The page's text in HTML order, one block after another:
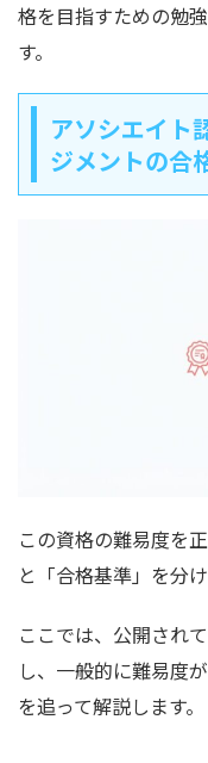
格を目指すための勉
す。
アソシエイト
ジメントの合
この資格の難易度を
と「合格基準」を分
ここでは、公開され
し、一般的に難易度
を追って解説します。